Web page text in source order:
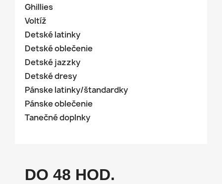
Ghillies
Voltíž
Detské latinky
Detské oblečenie
Detské jazzky
Detské dresy
Pánske latinky/štandardky
Pánske oblečenie
Tanečné doplnky
DO 48 HOD.